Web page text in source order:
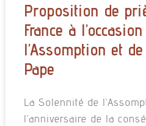
Proposition de
France à
l’Assomption et
Pape
La Solennité de
l’anniversaire de la